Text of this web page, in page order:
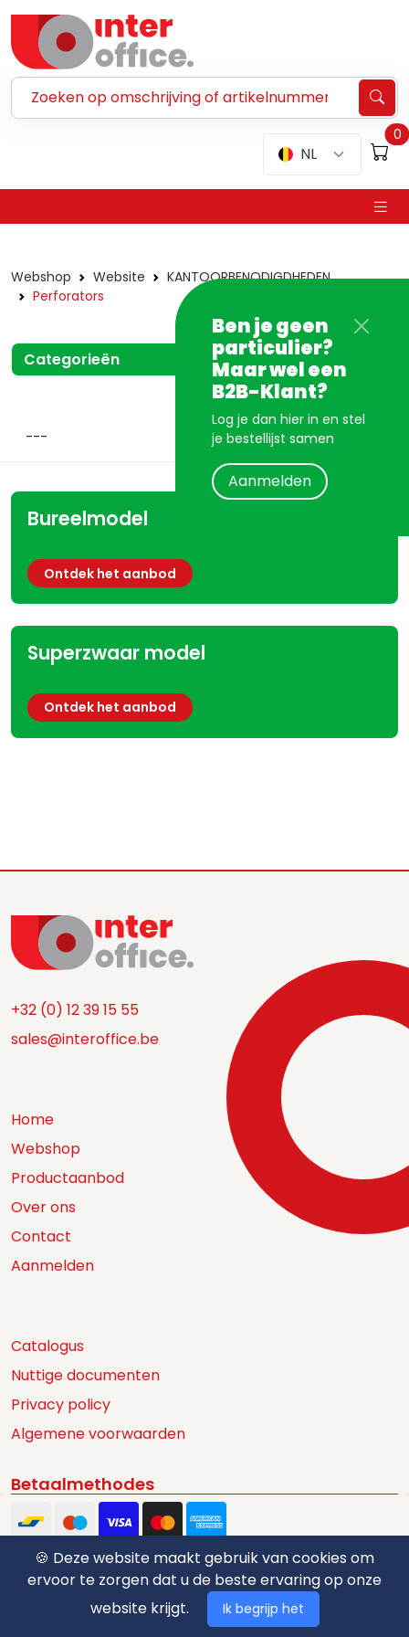
NL
0
Ben je geen
particulier?
Maar wel een
B2B-Klant?
Log je dan hier in en stel
je bestellijst samen
Aanmelden
Webshop Website
KANTOORBENODIGDHEDEN
Perforators
Categorieën
Bureelmodel
Ontdek het aanbod
Superzwaar model
Ontdek het aanbod
+32 (0) 12 39 15 55
sales@interoffice.be
Home
Webshop
Productaanbod
Over ons
Contact
Aanmelden
Catalogus
Nuttige documenten
Privacy policy
Algemene voorwaarden
Betaalmethodes
🍪 Deze website maakt gebruik van cookies om
ervoor te zorgen dat u de beste ervaring op onze
website krijgt.
Ik begrijp het